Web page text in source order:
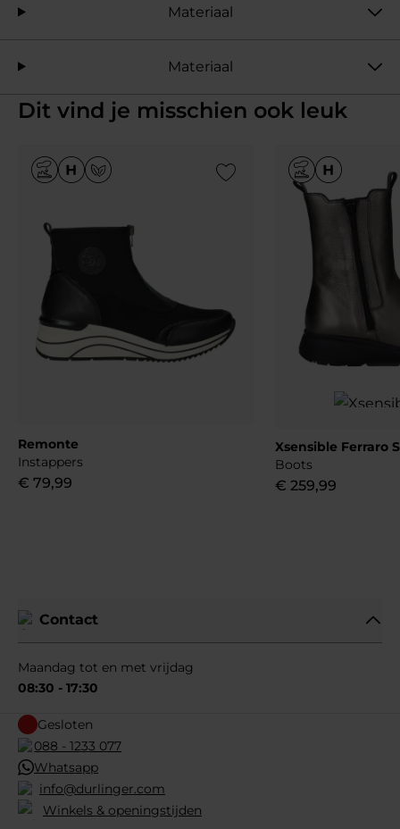
Materiaal
Materiaal
Dit vind je misschien ook leuk
Add to Wishlist
Remonte
Instappers
€ 79,99
Xsensible Ferraro
Boots
€ 259,99
Contact
Maandag tot en met vrijdag
08:30 - 17:30
Gesloten
088 - 1233 077
Whatsapp
info@durlinger.com
Winkels & openingstijden